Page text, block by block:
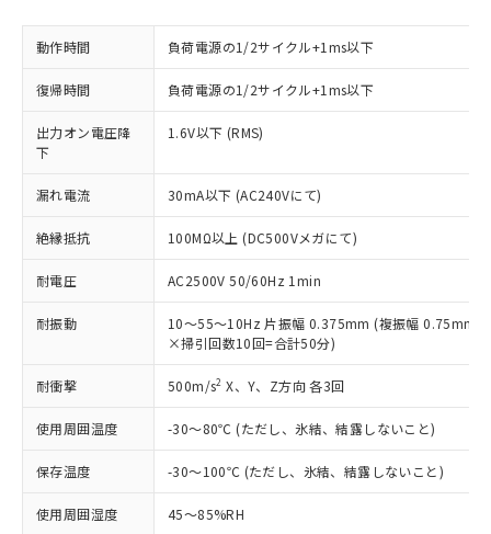
動作時間 負荷電源の1/2サイクル+1ms以下
復帰時間 負荷電源の1/2サイクル+1ms以下
出力オン電圧降
下
1.6V以下 (RMS)
漏れ電流 30mA以下 (AC240Vにて)
絶縁抵抗 100MΩ以上 (DC500Vメガにて)
耐電圧 AC2500V 50/60Hz 1min
耐振動
10～55～10Hz 片振幅 0.375mm (複振幅 0.75mm)
×掃引回数10回=合計50分)
耐衝撃 500m/s2 X、Y、Z方向 各3回
使用周囲温度 -30～80℃ (ただし、氷結、結露しないこと)
保存温度 -30～100℃ (ただし、氷結、結露しないこと)
使用周囲湿度 45～85%RH
本サービスは、当社制御機器事業取扱
商品の当社在庫状況および標準価格
(税抜)を提供させていただくもので
す。
当社制御機器事業取扱商品の中には、
ことをご了承ください。
在庫状況および標準価格照会結果は、
記載している更新日時点での社内デー
タに基づき作成されるものであり、閲
覧された時点での実際の在庫および標
準価格とは異なる場合があることをご
了承ください。
正式な納期状況および標準価格はお客
様のお取引先、またはお客様担当のオ
ムロン制御機器販売店・当社販売員に
ご相談ください。
オムロン制御機器販売店や当社販売拠
点は「販売ネットワーク
」をご確認
ください。
事前の承諾なく第三者に漏洩または開
調査・確認中：EU RoHS指令（10物質）の
非含有の対応状況を調査中または確認中の
非該当品：ライセンス料など無形物で、有
害物質有無と関係のない商品です。
仕入先様の事情により、非含有部品として
いたものが、含有品と判明した場合などや
むを得ず変更することがあります。
*EU RoHS指令（10物質）：
鉛(Pb) 1000ppm以下、 水銀(Hg) 1000ppm以下、 カド
ミウム(Cd) 100ppm以下、
六価クロム(Cr(Ⅵ)) 1000ppm以下、ポリ臭化ビフェニル
類(PBB) 1000ppm以下、ポリ臭化ジフェニルエーテル類
(PBDE) 1000ppm以下、フタル酸ビス(2-エチルヘキシ
ル) (DEHP)(別名：DOP) 1000ppm以下、フタル酸ブチ
ルベンジル（BBP） 1000ppm以下、フタル酸ジブチル
（DBP） 1000ppm以下、フタル酸ジイソブチル
(DIBP) 1000ppm以下
但し、RoHS指令で産業用監視および制御機器に対する
適用除外項目は除く。
フタル酸エステル類の４物質については閾値を超える意
図的な使用がないことを確認しています。
※2 対応予定月
※1 中国RoHS○×表
「○」：最大均質材料含有率が中国RoHSの
「×」：最大均質材料含有率が中国RoHSの
「－」：未確認です。当社販売部門へお問
い合わせください。
*中国RoHS10物質の基準値 (GB/T26572)：
Pb(鉛) :1000ppm、 Hg(水銀) : 1000ppm、 Cd(カドミウ
ム) : 100ppm、
Cr(Ⅵ)(六価クロム) : 1000ppm、 PBBs(ポリ臭化ビフェ
ニル類) : 1000ppm、 PBDEs(ポリ臭化ジフェニルエーテ
ル類) : 1000ppm、
DBP(フタル酸ジブチル) : 1000ppm、 DIBP(フタル酸ジ
イソブチル) : 1000ppm、 BBP(フタル酸ブチルベンジ
ル) : 1000ppm、
DEHP(フタル酸ビス(2-エチルヘキシル)) : 1000ppm
※2 環境保護使用期限
「ｅ」：有害物質（10物質）のすべてが基
当社は、これら貴社製品のうち、外国
為替および外国貿易法に定める商品
（以下｢規制貨物等」という）を輸出
または国外への提供する場合は、日本
国政府の輸出許可(または役務取引許
可)を取得するなどの必要な手続きを
当社は規制貨物を破棄する場合は、完
全に破砕するなど、違法に輸出されな
いよう必要な手段を講じます。
当社は貴社製品を、核兵器、ミサイ
ル、化学兵器、生物兵器またはその他
武器並びにこれらの製造装置等に一切
使用いたしません。
当社は、貴社製品を第三者に販売する
場合は、上記1、2および3の内容を当
説明
一定数以上の在庫あり
一定数には満たないが在庫あり
－
在庫なし(最新の在庫状況につ
いては、お客様のお取引先、ま
たはお客様担当のオムロン制御
機器販売店・当社販売員にご確
認ください)